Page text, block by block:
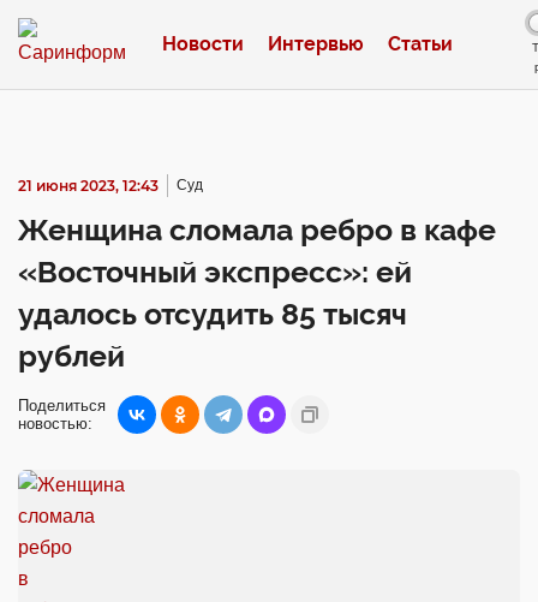
Новости Интервью Статьи
21 июня 2023, 12:43 Суд
Женщина сломала ребро в кафе
«Восточный экспресс»: ей
удалось отсудить 85 тысяч
рублей
Поделиться
новостью: